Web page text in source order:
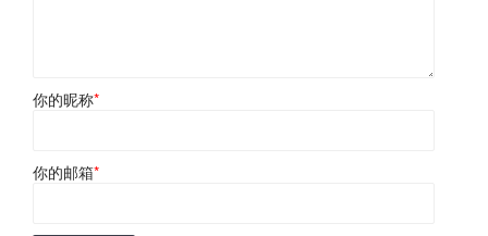
你的昵称*
你的邮箱*